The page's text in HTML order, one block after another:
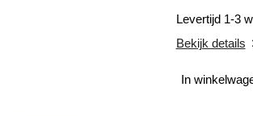
Levertijd 1-3
Bekijk details
In